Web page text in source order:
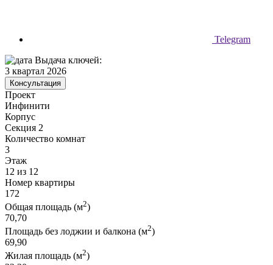
Telegram
Выдача ключей:
3 квартал 2026
Консультация
Проект
Инфинити
Корпус
Секция 2
Количество комнат
3
Этаж
12 из 12
Номер квартиры
172
Общая площадь (м2)
70,70
Площадь без лоджии и балкона (м2)
69,90
Жилая площадь (м2)